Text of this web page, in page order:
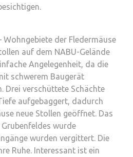
Wohngebiete der Fledermäuse
auf dem NABU-Gelände
Angelegenheit, da die
schwerem Baugerät
Drei verschüttete Schächte
aufgebaggert, dadurch
neue Stollen geöffnet. Das
wurde
wurden vergittert. Die
Ruhe. Interessant ist ein